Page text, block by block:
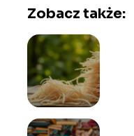
Zobacz także: